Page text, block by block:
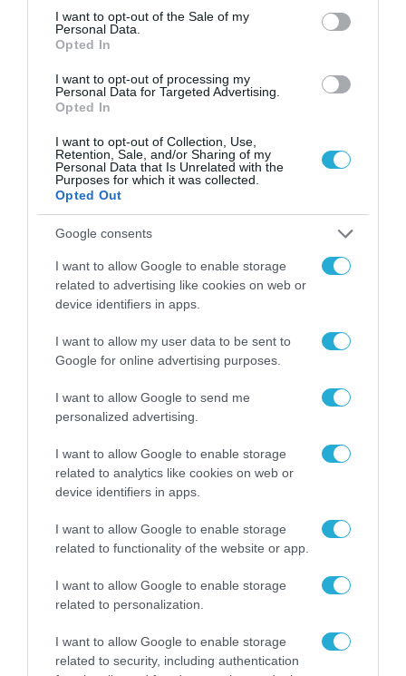
consent section.
I want to opt-out of the Sale of my
Personal Data.
Opted In
I want to opt-out of processing my
Personal Data for Targeted Advertising.
Opted In
I want to opt-out of Collection, Use,
Retention, Sale, and/or Sharing of my
Personal Data that Is Unrelated with the
Purposes for which it was collected.
Opted Out
Google consents
I want to allow Google to enable storage
related to advertising like cookies on web or
device identifiers in apps.
I want to allow my user data to be sent to
Google for online advertising purposes.
I want to allow Google to send me
personalized advertising.
I want to allow Google to enable storage
related to analytics like cookies on web or
device identifiers in apps.
I want to allow Google to enable storage
related to functionality of the website or app.
I want to allow Google to enable storage
related to personalization.
I want to allow Google to enable storage
related to security, including authentication
ΑΚΙΝΗΤΑ ΕΝΟΙΚΙΟ ΚΑΥΣΙΜΑ
ΚΥΡΙΑΚΟΣ
ΠΙΕΡΡΑΚΑΚΗΣ
ΡΟΗ ΕΙΔΗΣΕΩΝ